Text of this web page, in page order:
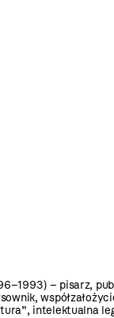
– pisarz,
intelektualna